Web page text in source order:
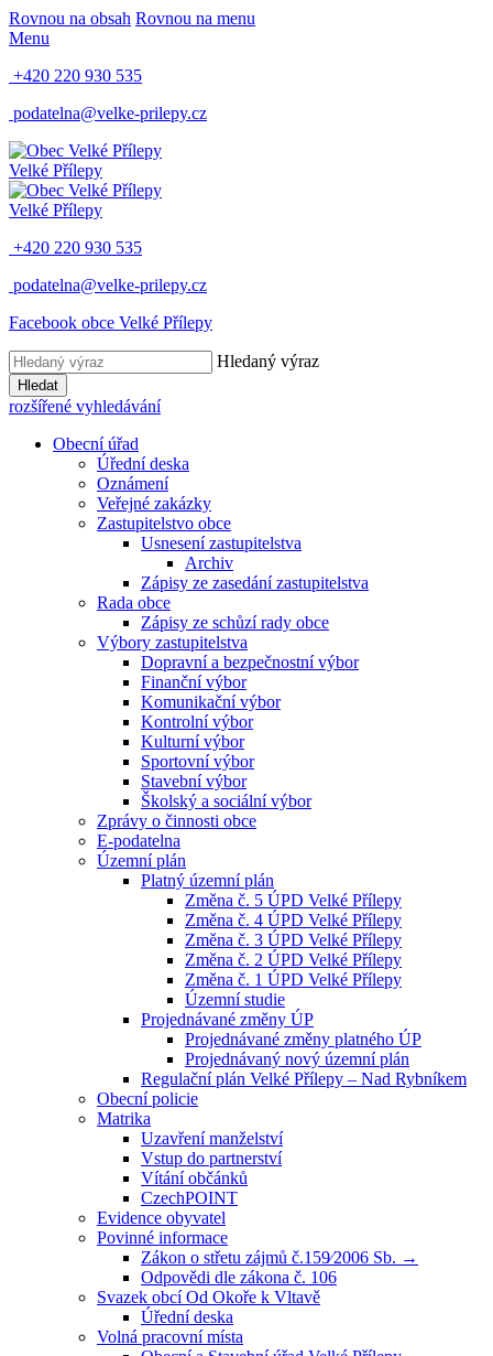
Rovnou na obsah Rovnou na menu
Menu
+420 220 930 535
podatelna@velke-prilepy.cz
Velké Přílepy
Velké Přílepy
+420 220 930 535
podatelna@velke-prilepy.cz
Facebook obce Velké Přílepy
Hledaný výraz
Hledat
rozšířené vyhledávání
Obecní úřad
Úřední deska
Oznámení
Veřejné zakázky
Zastupitelstvo obce
Usnesení zastupitelstva
Archiv
Zápisy ze zasedání zastupitelstva
Rada obce
Zápisy ze schůzí rady obce
Výbory zastupitelstva
Dopravní a bezpečnostní výbor
Finanční výbor
Komunikační výbor
Kontrolní výbor
Kulturní výbor
Sportovní výbor
Stavební výbor
Školský a sociální výbor
Zprávy o činnosti obce
E-podatelna
Územní plán
Platný územní plán
Změna č. 5 ÚPD Velké Přílepy
Změna č. 4 ÚPD Velké Přílepy
Změna č. 3 ÚPD Velké Přílepy
Změna č. 2 ÚPD Velké Přílepy
Změna č. 1 ÚPD Velké Přílepy
Územní studie
Projednávané změny ÚP
Projednávané změny platného ÚP
Projednávaný nový územní plán
Regulační plán Velké Přílepy – Nad Rybníkem
Obecní policie
Matrika
Uzavření manželství
Vstup do partnerství
Vítání občánků
CzechPOINT
Evidence obyvatel
Povinné informace
Zákon o střetu zájmů č.159⁄2006 Sb. →
Odpovědi dle zákona č. 106
Svazek obcí Od Okoře k Vltavě
Úřední deska
Volná pracovní místa